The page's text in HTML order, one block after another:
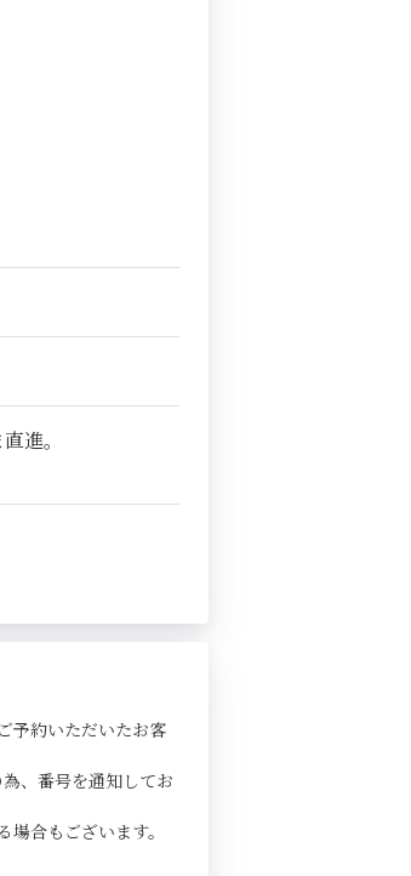
進。
予約いただいたお客
、番号を通知してお
合もございます。